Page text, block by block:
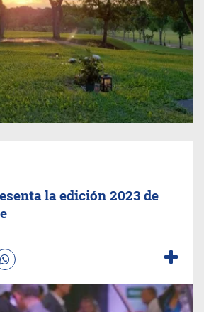
la edición 2023 de